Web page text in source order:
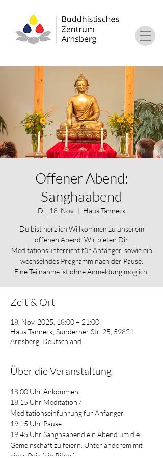
Offener Abend:
Sanghaabend
Di., 18. Nov.
  |
Haus Tanneck
Du bist herzlich Willkommen zu unserem
offenen Abend. Wir bieten Dir
Meditationsunterricht für Anfänger, sowie ein
wechselndes Programm nach der Pause.
Eine Teilnahme ist ohne Anmeldung möglich.
Zeit & Ort
18. Nov. 2025, 18:00 – 21:00
Haus Tanneck, Sunderner Str. 25, 59821
Arnsberg, Deutschland
Über die Veranstaltung
18.00 Uhr Ankommen
18.15 Uhr Meditation /
Meditationseinführung für Anfänger
19.15 Uhr Pause
19.45 Uhr Sanghaabend ein Abend um die
Gemeinschaft zu feiern. Unter anderem mit
einer Puja (ein Ritual)